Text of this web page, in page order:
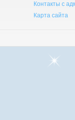
Контакты с
Карта сайта